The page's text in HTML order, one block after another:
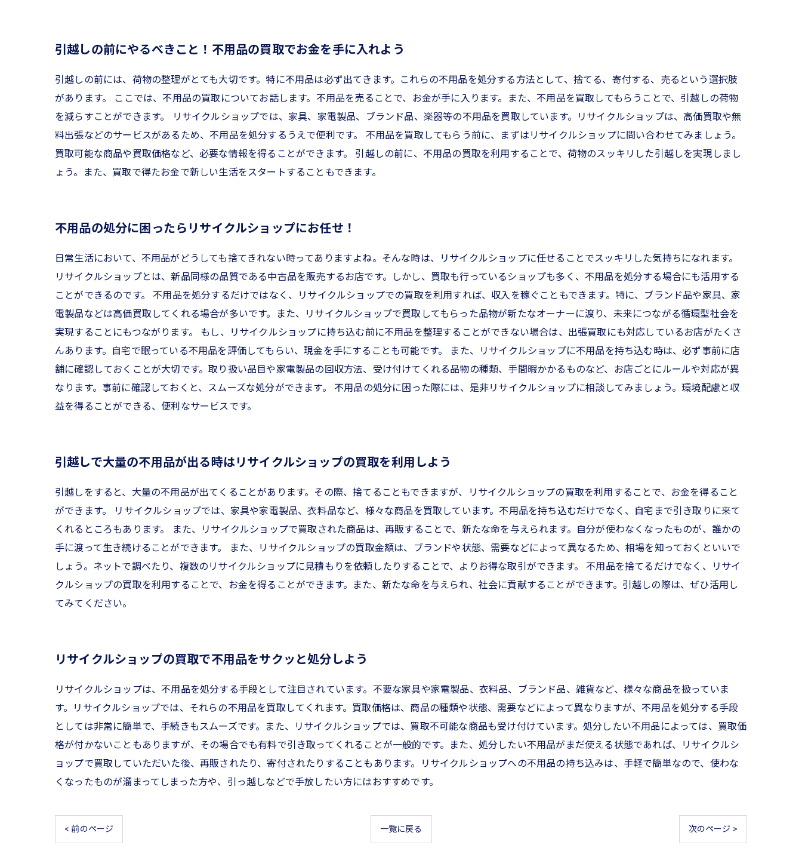
引越しの前にやるべきこと！不用品の買取でお金を手に入れよう
引越しの前には、荷物の整理がとても大切です。特に不用品は必ず出てきます。これらの不用品を処分する方法として、捨てる、寄付する、売るという選択肢
があります。 ここでは、不用品の買取についてお話します。不用品を売ることで、お金が手に入ります。また、不用品を買取してもらうことで、引越しの荷物
を減らすことができます。 リサイクルショップでは、家具、家電製品、ブランド品、楽器等の不用品を買取しています。リサイクルショップは、高価買取や無
料出張などのサービスがあるため、不用品を処分するうえで便利です。 不用品を買取してもらう前に、まずはリサイクルショップに問い合わせてみましょう。
買取可能な商品や買取価格など、必要な情報を得ることができます。 引越しの前に、不用品の買取を利用することで、荷物のスッキリした引越しを実現しまし
ょう。また、買取で得たお金で新しい生活をスタートすることもできます。
不用品の処分に困ったらリサイクルショップにお任せ！
日常生活において、不用品がどうしても捨てきれない時ってありますよね。そんな時は、リサイクルショップに任せることでスッキリした気持ちになれます。
リサイクルショップとは、新品同様の品質である中古品を販売するお店です。しかし、買取も行っているショップも多く、不用品を処分する場合にも活用する
ことができるのです。 不用品を処分するだけではなく、リサイクルショップでの買取を利用すれば、収入を稼ぐこともできます。特に、ブランド品や家具、家
電製品などは高価買取してくれる場合が多いです。また、リサイクルショップで買取してもらった品物が新たなオーナーに渡り、未来につながる循環型社会を
実現することにもつながります。 もし、リサイクルショップに持ち込む前に不用品を整理することができない場合は、出張買取にも対応しているお店がたくさ
んあります。自宅で眠っている不用品を評価してもらい、現金を手にすることも可能です。 また、リサイクルショップに不用品を持ち込む時は、必ず事前に店
舗に確認しておくことが大切です。取り扱い品目や家電製品の回収方法、受け付けてくれる品物の種類、手間暇かかるものなど、お店ごとにルールや対応が異
なります。事前に確認しておくと、スムーズな処分ができます。 不用品の処分に困った際には、是非リサイクルショップに相談してみましょう。環境配慮と収
益を得ることができる、便利なサービスです。
引越しで大量の不用品が出る時はリサイクルショップの買取を利用しよう
引越しをすると、大量の不用品が出てくることがあります。その際、捨てることもできますが、リサイクルショップの買取を利用することで、お金を得ること
ができます。 リサイクルショップでは、家具や家電製品、衣料品など、様々な商品を買取しています。不用品を持ち込むだけでなく、自宅まで引き取りに来て
くれるところもあります。 また、リサイクルショップで買取された商品は、再販することで、新たな命を与えられます。自分が使わなくなったものが、誰かの
手に渡って生き続けることができます。 また、リサイクルショップの買取金額は、ブランドや状態、需要などによって異なるため、相場を知っておくといいで
しょう。ネットで調べたり、複数のリサイクルショップに見積もりを依頼したりすることで、よりお得な取引ができます。 不用品を捨てるだけでなく、リサイ
クルショップの買取を利用することで、お金を得ることができます。また、新たな命を与えられ、社会に貢献することができます。引越しの際は、ぜひ活用し
てみてください。
リサイクルショップの買取で不用品をサクッと処分しよう
リサイクルショップは、不用品を処分する手段として注目されています。不要な家具や家電製品、衣料品、ブランド品、雑貨など、様々な商品を扱っていま
す。リサイクルショップでは、それらの不用品を買取してくれます。買取価格は、商品の種類や状態、需要などによって異なりますが、不用品を処分する手段
としては非常に簡単で、手続きもスムーズです。また、リサイクルショップでは、買取不可能な商品も受け付けています。処分したい不用品によっては、買取価
格が付かないこともありますが、その場合でも有料で引き取ってくれることが一般的です。また、処分したい不用品がまだ使える状態であれば、リサイクルシ
ョップで買取していただいた後、再販されたり、寄付されたりすることもあります。リサイクルショップへの不用品の持ち込みは、手軽で簡単なので、使わな
くなったものが溜まってしまった方や、引っ越しなどで手放したい方にはおすすめです。
< 前のページ 一覧に戻る 次のページ >